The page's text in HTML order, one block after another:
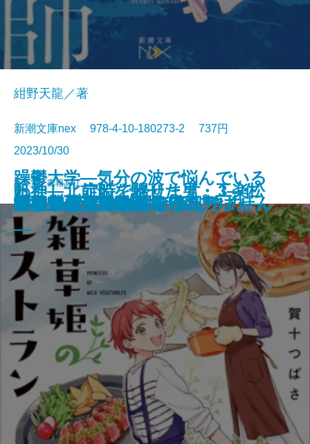
世の中と足並みがそろわない
もう一杯だけ飲んで帰ろう。
わたし、定時で帰ります。3―仁
義なき賃上げ闘争編―
女たち三百人の裏切りの書
帆神―北前船を馳せた男・工楽松
右衛門―
計算する生命
もういちど
千羽鶴
悪なき殺人
幽世の薬剤師5
紺野天龍／著
新潮文庫nex 978-4-10-180273-2 737円
2023/10/30
文庫電子書籍あり
雑草姫のレストラン
神よ憐れみたまえ
モテの壁
いつかたこぶねになる日
外科室・天守物語
ギリシア人の物語4―新しき力―
小島
掲載禁止 撮影現場
躁鬱大学―気分の波で悩んでいる
のは、あなただけではありません
―
旅のつばくろ